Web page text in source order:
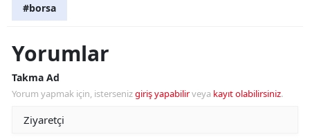
#borsa
Yorumlar
Takma Ad
Yorum yapmak için, istersenizgiriş yapabilirveya kayıt olabilirsiniz.